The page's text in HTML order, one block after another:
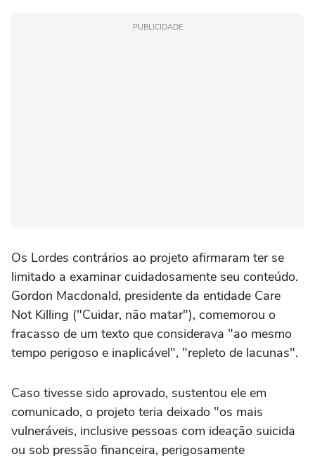
PUBLICIDADE
Os Lordes contrários ao projeto afirmaram ter se
limitado a examinar cuidadosamente seu conteúdo.
Gordon Macdonald, presidente da entidade Care
Not Killing ("Cuidar, não matar"), comemorou o
fracasso de um texto que considerava "ao mesmo
tempo perigoso e inaplicável", "repleto de lacunas".
Caso tivesse sido aprovado, sustentou ele em
comunicado, o projeto teria deixado "os mais
vulneráveis, inclusive pessoas com ideação suicida
ou sob pressão financeira, perigosamente